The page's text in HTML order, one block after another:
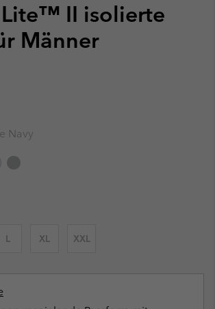
II isolierte
Männer
Navy
L XL XXL